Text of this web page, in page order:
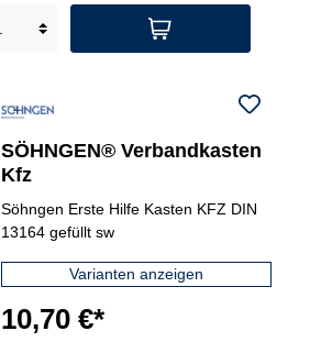
SÖHNGEN® Verbandkasten
Kfz
Söhngen Erste Hilfe Kasten KFZ DIN
13164 gefüllt sw
Varianten anzeigen
10,70 €*